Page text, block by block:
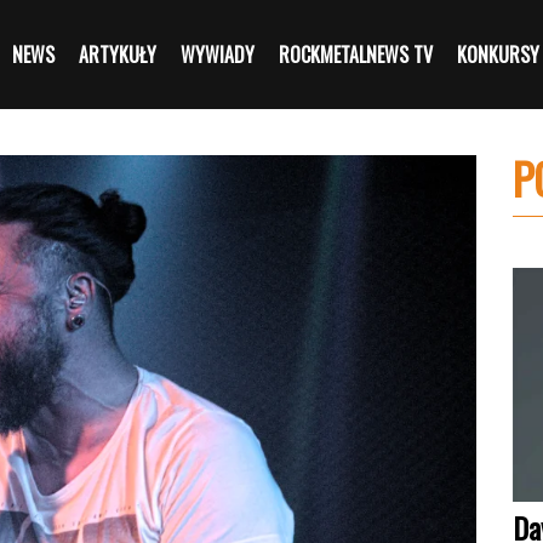
NEWS ARTYKUŁY WYWIADY ROCKMETALNEWS TV KONKURSY